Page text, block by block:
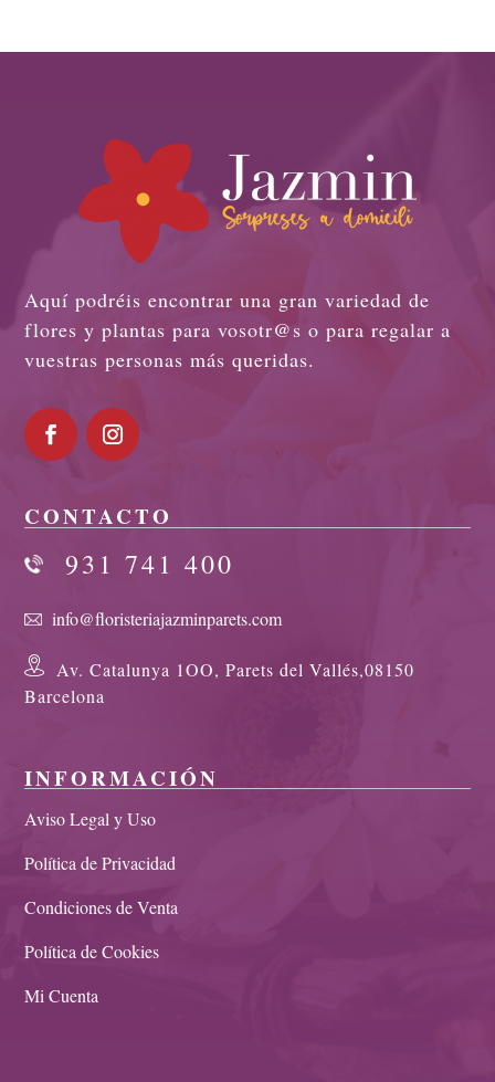
Aquí podréis encontrar una gran variedad de
flores y plantas para vosotr@s o para regalar a
vuestras personas más queridas.
CONTACTO
931 741 400
info@floristeriajazminparets.com
Av. Catalunya 1OO, Parets del Vallés,08150
Barcelona
INFORMACIÓN
Aviso Legal y Uso
Política de Privacidad
Condiciones de Venta
Política de Cookies
Mi Cuenta